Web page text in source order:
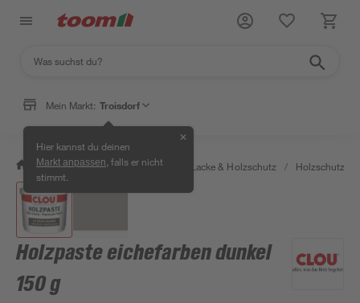
Mein Markt: Troisdorf
Hier kannst du deinen
Markt anpassen , falls er nicht
stimmt.
✕
/ Bauen & Renovieren / Farben, Lacke & Holzschutz / Holzschutz &
Holzpaste eichefarben dunkel
150 g